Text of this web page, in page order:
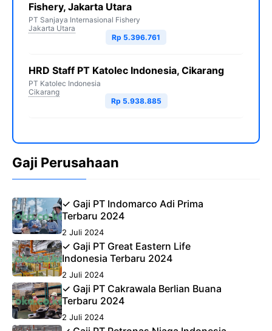
Fishery, Jakarta Utara
PT Sanjaya Internasional Fishery
Jakarta Utara
Rp 5.396.761
HRD Staff PT Katolec Indonesia, Cikarang
PT Katolec Indonesia
Cikarang
Rp 5.938.885
Gaji Perusahaan
✓ Gaji PT Indomarco Adi Prima
Terbaru 2024
2 Juli 2024
✓ Gaji PT Great Eastern Life
Indonesia Terbaru 2024
2 Juli 2024
✓ Gaji PT Cakrawala Berlian Buana
Terbaru 2024
2 Juli 2024